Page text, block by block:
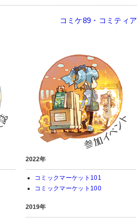
コミケ89・コミティ
2022年
コミックマーケット101
コミックマーケット100
2019年